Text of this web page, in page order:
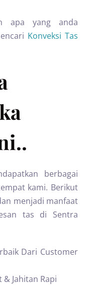
apa yang anda
Konveksi Tas
berbagai
kami. Berikut
menjadi manfaat
tas di Sentra
Dari Customer
& Jahitan Rapi